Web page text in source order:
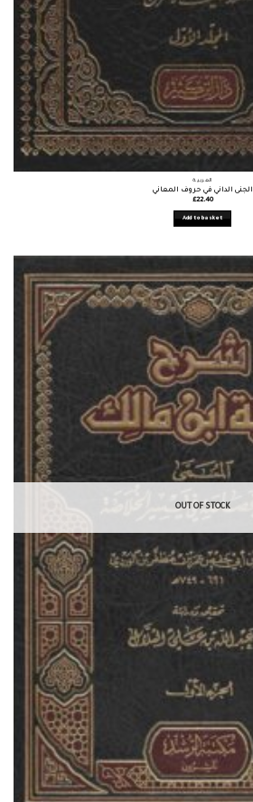
العربية
الجنى الداني في حروف المعاني
£22.40
Add to basket
OUT OF STOCK